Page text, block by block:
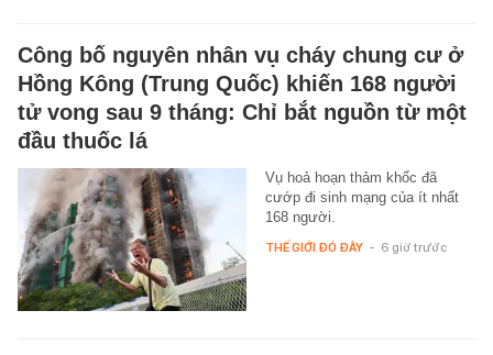
Công bố nguyên nhân vụ cháy chung cư ở
Hồng Kông (Trung Quốc) khiến 168 người
tử vong sau 9 tháng: Chỉ bắt nguồn từ một
đầu thuốc lá
Vụ hoả hoạn thảm khốc đã
cướp đi sinh mạng của ít nhất
168 người.
THẾ GIỚI ĐÓ ĐÂY - 6 giờ trước